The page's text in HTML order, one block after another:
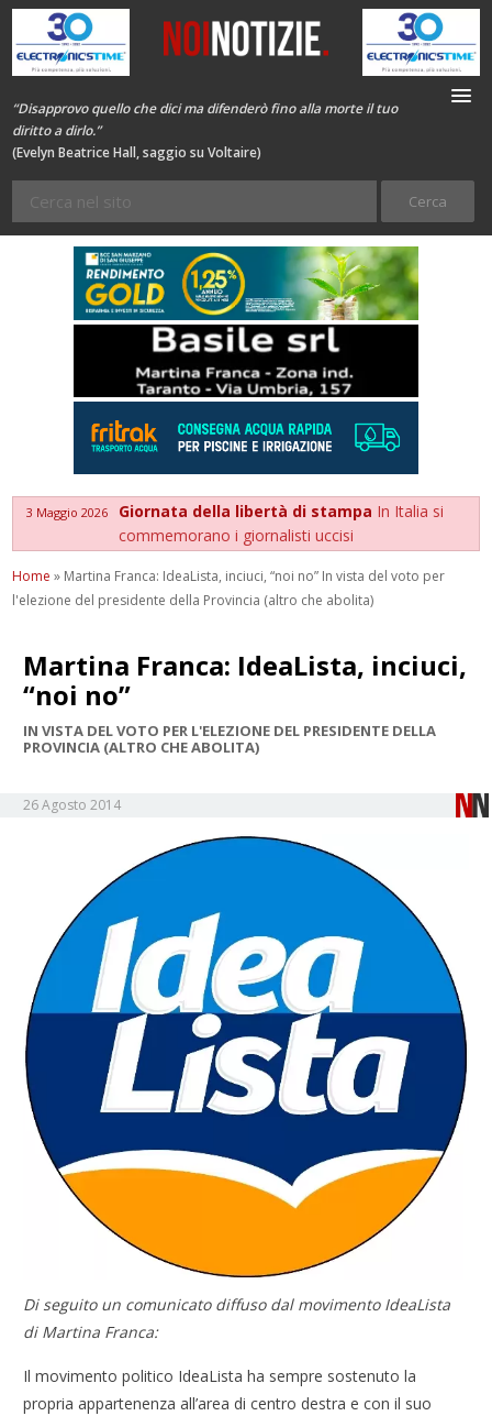
“Disapprovo quello che dici ma difenderò fino alla morte il tuo
diritto a dirlo.”
(Evelyn Beatrice Hall, saggio su Voltaire)
3 Maggio 2026 Giornata della libertà di stampa In Italia si
commemorano i giornalisti uccisi
Home » Martina Franca: IdeaLista, inciuci, “noi no” In vista del voto per
l'elezione del presidente della Provincia (altro che abolita)
Martina Franca: IdeaLista, inciuci,
“noi no”
IN VISTA DEL VOTO PER L'ELEZIONE DEL PRESIDENTE DELLA
PROVINCIA (ALTRO CHE ABOLITA)
26 Agosto 2014
Di seguito un comunicato diffuso dal movimento IdeaLista
di Martina Franca:
Il movimento politico IdeaLista ha sempre sostenuto la
propria appartenenza all’area di centro destra e con il suo